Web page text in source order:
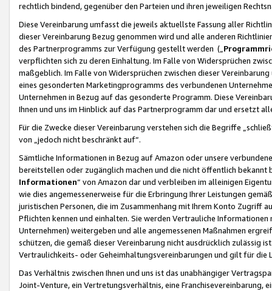
rechtlich bindend, gegenüber den Parteien und ihren jeweiligen
Diese Vereinbarung umfasst die jeweils aktuellste Fassung aller
dieser Vereinbarung Bezug genommen wird und alle anderen
des Partnerprogramms zur Verfügung gestellt werden („
verpflichten sich zu deren Einhaltung. Im Falle von Widersprüchen
maßgeblich. Im Falle von Widersprüchen zwischen dieser
eines gesonderten Marketingprogramms des verbundenen
Unternehmen in Bezug auf das gesonderte Programm. Diese
Ihnen und uns im Hinblick auf das Partnerprogramm dar und ersetzt
Für die Zwecke dieser Vereinbarung verstehen sich die Begriffe
von „jedoch nicht beschränkt auf“.
Sämtliche Informationen in Bezug auf Amazon oder unsere
bereitstellen oder zugänglich machen und die nicht öffentlich
Informationen“ von Amazon dar und verbleiben im alleinigen
wie dies angemessenerweise für die Erbringung Ihrer Leistungen
juristischen Personen, die im Zusammenhang mit Ihrem Konto
Pflichten kennen und einhalten. Sie werden Vertrauliche
Unternehmen) weitergeben und alle angemessenen Maßnahmen
schützen, die gemäß dieser Vereinbarung nicht ausdrücklich zulässig
Vertraulichkeits- oder Geheimhaltungsvereinbarungen und gilt für die
Das Verhältnis zwischen Ihnen und uns ist das unabhängiger
Joint-Venture, ein Vertretungsverhältnis, eine Franchisevereinbarung,